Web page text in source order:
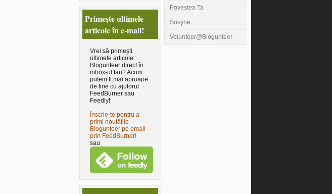
Primeşte ultimele
articole în e-mail!
Vrei să primeşti
ultimele articole
Blogunteer direct în
inbox-ul tau? Acum
putem fi mai aproape
de tine cu ajutorul
FeedBurner sau
Feedly!
Înscrie-te pentru a
primi noutățile
Blogunteer pe email
prin FeedBurner!
sau
Povestea Ta
Susţine
Volunteer@Blogunteer